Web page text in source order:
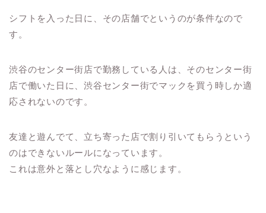
シフトを入った日に、その店舗でというのが条件なので
す。
渋谷のセンター街店で勤務している人は、そのセンター街
店で働いた日に、渋谷センター街でマックを買う時しか適
応されないのです。
友達と遊んでて、立ち寄った店で割り引いてもらうという
のはできないルールになっています。
これは意外と落とし穴なように感じます。